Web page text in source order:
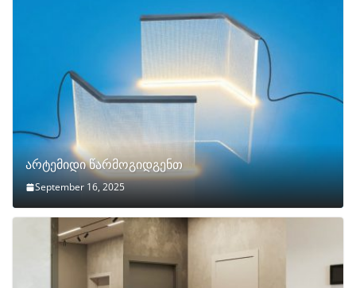
არტემიდი წარმოგიდგენთ
September 16, 2025